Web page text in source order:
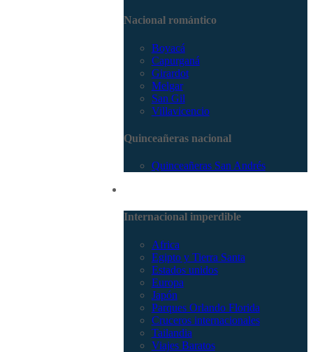
Nacional romántico
Boyacá
Capurganá
Girardot
Melgar
San Gil
Villavicencio
Quinceañeras nacional
Quinceañeras San Andrés
Internacional imperdible
Africa
Egipto y Tierra Santa
Estados unidos
Europa
Japón
Parques Orlando Florida
Cruceros internacionales
Tailandia
Viajes Baratos